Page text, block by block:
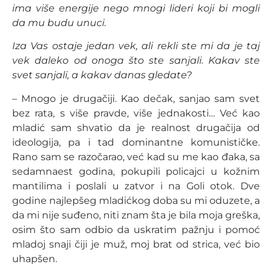
ima više energije nego mnogi lideri koji bi mogli
da mu budu unuci.
Iza Vas ostaje jedan vek, ali rekli ste mi da je taj
vek daleko od onoga što ste sanjali. Kakav ste
svet sanjali, a kakav danas gledate?
– Mnogo je drugačiji. Kao dečak, sanjao sam svet
bez rata, s više pravde, više jednakosti… Već kao
mladić sam shvatio da je realnost drugačija od
ideologija, pa i tad dominantne komunističke.
Rano sam se razočarao, već kad su me kao đaka, sa
sedamnaest godina, pokupili policajci u kožnim
mantilima i poslali u zatvor i na Goli otok. Dve
godine najlepšeg mladićkog doba su mi oduzete, a
da mi nije suđeno, niti znam šta je bila moja greška,
osim što sam odbio da uskratim pažnju i pomoć
mladoj snaji čiji je muž, moj brat od strica, već bio
uhapšen.